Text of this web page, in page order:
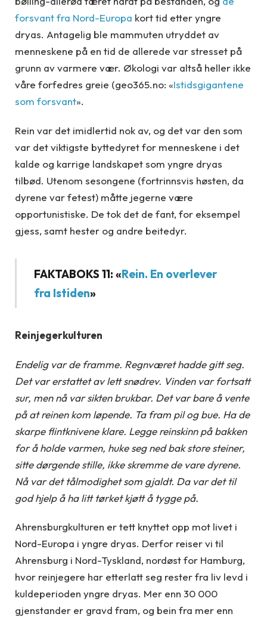
forsvant fra Nord-Europa kort tid etter yngre
dryas. Antagelig ble mammuten utryddet av
menneskene på en tid de allerede var stresset på
grunn av varmere vær. Økologi var altså heller ikke
våre forfedres greie (geo365.no: «Istidsgigantene
som forsvant».
Rein var det imidlertid nok av, og det var den som
var det viktigste byttedyret for menneskene i det
kalde og karrige landskapet som yngre dryas
tilbød. Utenom sesongene (fortrinnsvis høsten, da
dyrene var fetest) måtte jegerne være
opportunistiske. De tok det de fant, for eksempel
gjess, samt hester og andre beitedyr.
FAKTABOKS 11: «Rein. En overlever
fra Istiden»
Reinjegerkulturen
Endelig var de framme. Regnværet hadde gitt seg.
Det var erstattet av lett snødrev. Vinden var fortsatt
sur, men nå var sikten brukbar. Det var bare å vente
på at reinen kom løpende. Ta fram pil og bue. Ha de
skarpe flintknivene klare. Legge reinskinn på bakken
for å holde varmen, huke seg ned bak store steiner,
sitte dørgende stille, ikke skremme de vare dyrene.
Nå var det tålmodighet som gjaldt. Da var det til
god hjelp å ha litt tørket kjøtt å tygge på.
Ahrensburgkulturen er tett knyttet opp mot livet i
Nord-Europa i yngre dryas. Derfor reiser vi til
Ahrensburg i Nord-Tyskland, nordøst for Hamburg,
hvor reinjegere har etterlatt seg rester fra liv levd i
kuldeperioden yngre dryas. Mer enn 30 000
gjenstander er gravd fram, og bein fra mer enn